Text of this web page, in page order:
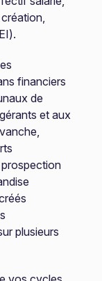
financiers
de
et aux
plusieurs